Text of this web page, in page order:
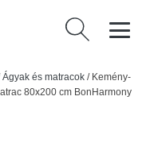
Keresés:
Ágyak és matracok / Kemény-
80x200 cm BonHarmony